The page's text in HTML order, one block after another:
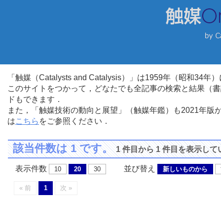
「触媒（Catalysts and Catalysis）」は1959年（昭和34年
このサイトをつかって，どなたでも全記事の検索と結果（
ドもできます．
また，「触媒技術の動向と展望」（触媒年鑑）も2021年
はこちら をご参照ください．
該当件数は 1 です。1 件目から 1 件目を表示して
表示件数 10 20 30 並び替え 新しいものから
« 前 1 次 »